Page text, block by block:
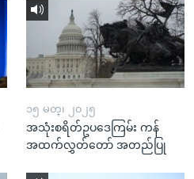
၁၅ မတ္၊ ၂၀၂၅
အသုံးစရိတ်ဥပဒေကြမ်း ကန်
အထက်လွှတ်တော် အတည်ပြု